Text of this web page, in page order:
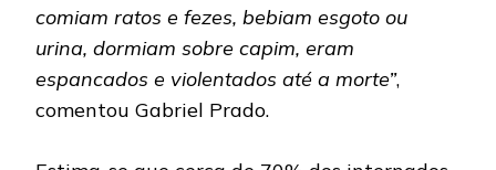
comiam ratos e fezes, bebiam esgoto ou
urina, dormiam sobre capim, eram
espancados e violentados até a morte”,
comentou Gabriel Prado.